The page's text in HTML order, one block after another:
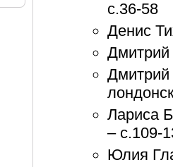
с.36-58
Денис
Дмитрий
Дмитрий
Лариса
– с.109-
Юлия